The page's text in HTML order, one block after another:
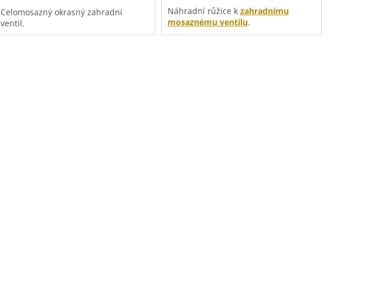
Celomosazný okrasný zahradní
ventil.
Náhradní růžice k zahradnímu
mosaznému ventilu.